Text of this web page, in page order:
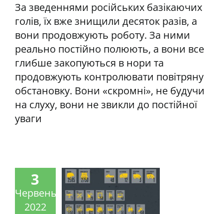
За зведеннями російських базікаючих
голів, їх вже знищили десяток разів, а
вони продовжують роботу. За ними
реально постійно полюють, а вони все
глибше закопуються в нори та
продовжують контролювати повітряну
обстановку. Вони «скромні», не будучи
на слуху, вони не звикли до постійної
уваги
3
Червень
2022